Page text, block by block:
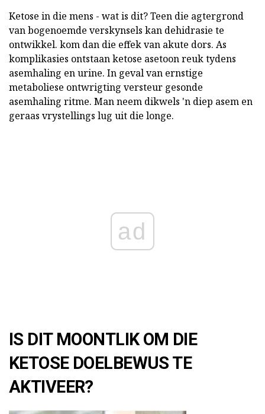
Ketose in die mens - wat is dit? Teen die agtergrond
van bogenoemde verskynsels kan dehidrasie te
ontwikkel. kom dan die effek van akute dors. As
komplikasies ontstaan ketose asetoon reuk tydens
asemhaling en urine. In geval van ernstige
metaboliese ontwrigting versteur gesonde
asemhaling ritme. Man neem dikwels 'n diep asem en
geraas vrystellings lug uit die longe.
ad
IS DIT MOONTLIK OM DIE
KETOSE DOELBEWUS TE
AKTIVEER?